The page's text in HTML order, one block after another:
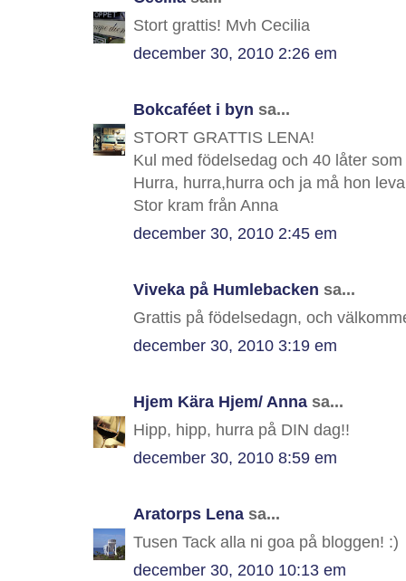
Stort grattis! Mvh Cecilia
december 30, 2010 2:26 em
Bokcaféet i byn sa...
STORT GRATTIS LENA!
Kul med födelsedag och 40 låter
Hurra, hurra,hurra och ja må hon
Stor kram från Anna
december 30, 2010 2:45 em
Viveka på Humlebacken sa...
Grattis på födelsedagn, och
december 30, 2010 3:19 em
Hjem Kära Hjem/ Anna sa...
Hipp, hipp, hurra på DIN dag!!
december 30, 2010 8:59 em
Aratorps Lena sa...
Tusen Tack alla ni goa på bloggen! :)
december 30, 2010 10:13 em